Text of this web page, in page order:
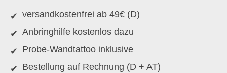
versandkostenfrei ab 49€ (D)
Anbringhilfe kostenlos dazu
Probe-Wandtattoo inklusive
Bestellung auf Rechnung (D + AT)